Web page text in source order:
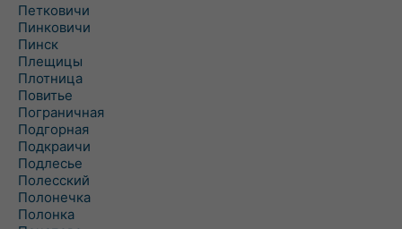
Петковичи
Пинковичи
Пинск
Плещицы
Плотница
Повитье
Пограничная
Подгорная
Подкраичи
Подлесье
Полесский
Полонечка
Полонка